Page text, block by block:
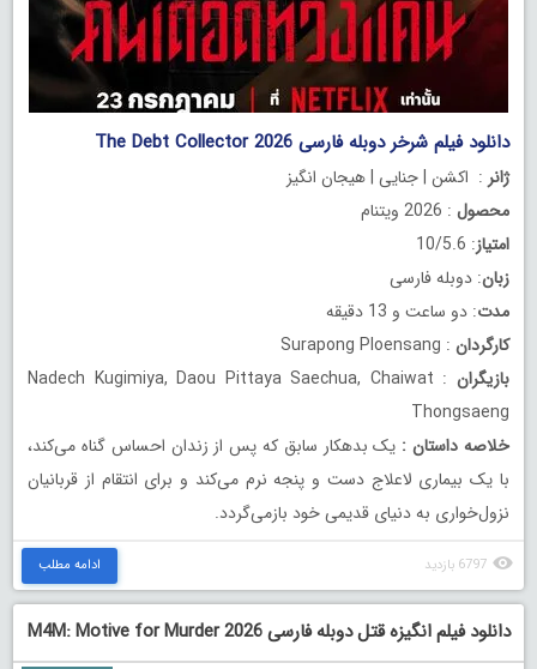
دانلود فیلم شرخر دوبله فارسی The Debt Collector 2026
ژانر : اکشن | جنایی | هیجان انگیز
محصول : 2026 ویتنام
امتیاز: 10/5.6
زبان: دوبله فارسی
مدت: دو ساعت و 13 دقیقه
کارگردان : Surapong Ploensang
بازیگران
: Nadech Kugimiya, Daou Pittaya Saechua, Chaiwat
Thongsaeng
خلاصه داستان : یک بدهکار سابق که پس از زندان احساس گناه می‌کند،
با یک بیماری لاعلاج دست و پنجه نرم می‌کند و برای انتقام از قربانیان
نزول‌خواری به دنیای قدیمی خود بازمی‌گردد.
6797 بازدید ادامه مطلب
دانلود فیلم انگیزه قتل دوبله فارسی M4M: Motive for Murder 2026